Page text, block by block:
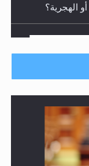
وغير